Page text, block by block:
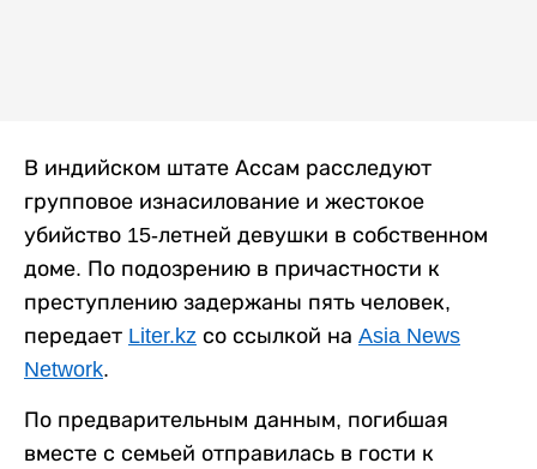
В индийском штате Ассам расследуют
групповое изнасилование и жестокое
убийство 15-летней девушки в собственном
доме. По подозрению в причастности к
преступлению задержаны пять человек,
передает Liter.kz со ссылкой на Asia News
Network.
По предварительным данным, погибшая
вместе с семьей отправилась в гости к